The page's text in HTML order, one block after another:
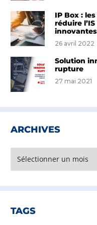
IP Box :
réduire
innovantes
26 avril 2022
Solution
rupture
27 mai 2021
ARCHIVES
TAGS